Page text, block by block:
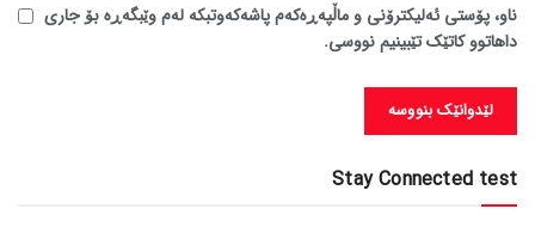
ناو، پۆستی ئەلیکترۆنی و ماڵپەڕەکەم پاشەکەوتبکە لەم وێبگەڕە بۆ جاری
داهاتوو کاتێک تێبینیم نووسی.
Stay Connected test